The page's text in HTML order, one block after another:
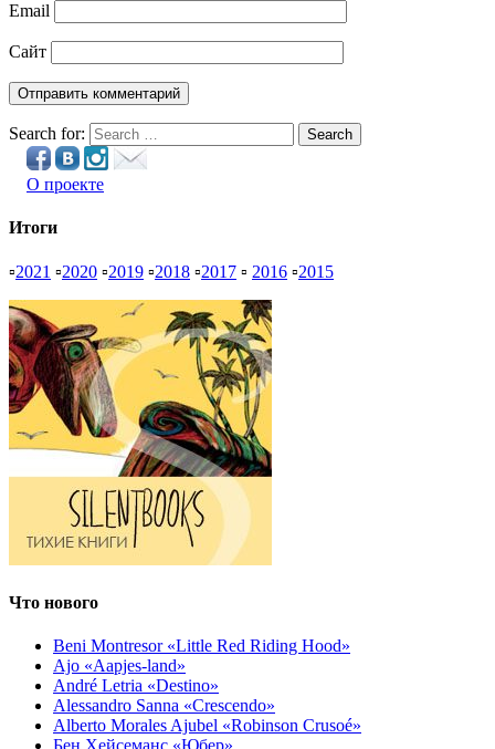
Email
Сайт
Search for: Search
О проекте
Итоги
▫2021 ▫2020 ▫2019 ▫2018 ▫2017 ▫ 2016 ▫2015
Что нового
Beni Montresor «Little Red Riding Hood»
Ajo «Aapjes-land»
André Letria «Destino»
Alessandro Sanna «Crescendo»
Alberto Morales Ajubel «Robinson Crusoé»